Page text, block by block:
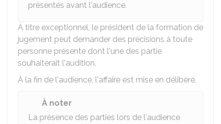
présentés avant l'audience.
À titre exceptionnel, le président de la formation de
jugement peut demander des précisions à toute
personne présente dont l'une des partie
souhaiterait l'audition.
À la fin de l'audience, l'affaire est mise en délibéré.
À noter
La présence des parties lors de l'audience